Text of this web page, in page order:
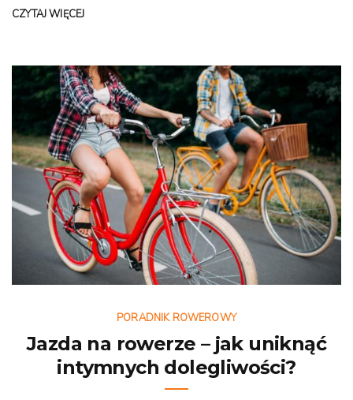
CZYTAJ WIĘCEJ
PORADNIK ROWEROWY
Jazda na rowerze – jak uniknąć
intymnych dolegliwości?